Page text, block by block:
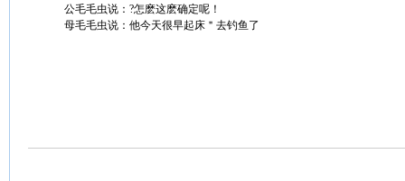
公毛毛虫说：?怎麽这麽确定呢！
母毛毛虫说：他今天很早起床＂去钓鱼了